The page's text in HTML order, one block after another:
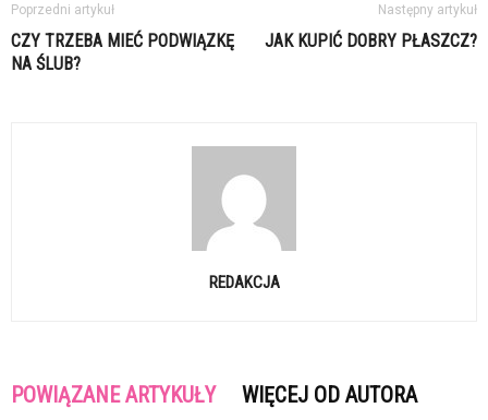
Poprzedni artykuł
CZY TRZEBA MIEĆ PODWIĄZKĘ
NA ŚLUB?
Następny artykuł
JAK KUPIĆ DOBRY PŁASZCZ?
REDAKCJA
POWIĄZANE ARTYKUŁY WIĘCEJ OD AUTORA